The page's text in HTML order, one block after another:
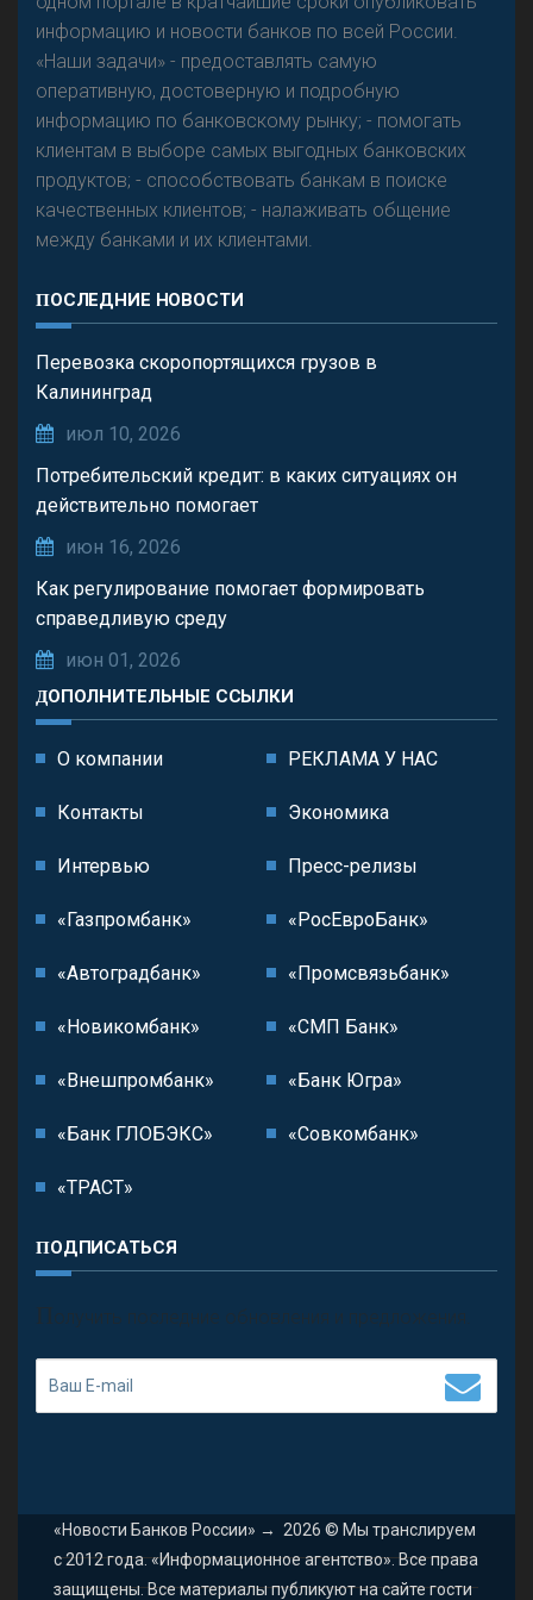
информацию и новости банков по всей России.
«Наши задачи» - предоставлять самую
оперативную, достоверную и подробную
информацию по банковскому рынку; - помогать
клиентам в выборе самых выгодных банковских
продуктов; - способствовать банкам в поиске
качественных клиентов; - налаживать общение
между банками и их клиентами.
ПОСЛЕДНИЕ НОВОСТИ
Перевозка скоропортящихся грузов в
Калининград
июл 10, 2026
Потребительский кредит: в каких ситуациях он
действительно помогает
июн 16, 2026
Как регулирование помогает формировать
справедливую среду
июн 01, 2026
ДОПОЛНИТЕЛЬНЫЕ ССЫЛКИ
О компании РЕКЛАМА У НАС
Контакты Экономика
Интервью Пресс-релизы
«Газпромбанк» «РосЕвроБанк»
«Автоградбанк» «Промсвязьбанк»
«Новикомбанк» «СМП Банк»
«Внешпромбанк» «Банк Югра»
«Банк ГЛОБЭКС» «Совкомбанк»
«ТРАСТ»
ПОДПИСАТЬСЯ
П олучить последние обновления и предложения.
«Новости Банков России» → 2026 © Мы транслируем
с 2012 года. «Информационное агентство». Все права
защищены. Все материалы публикуют на сайте гости